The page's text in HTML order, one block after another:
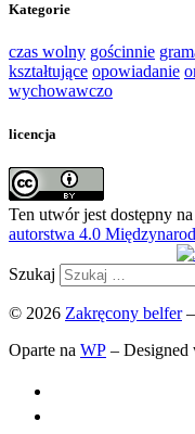
Kategorie
czas wolny gościnnie
kształtujące opowiadanie
wychowawczo
licencja
Ten utwór jest dostępny na
autorstwa 4.0
Szukaj
© 2026 Zakręcony belfer–
Oparte na WP – Designed